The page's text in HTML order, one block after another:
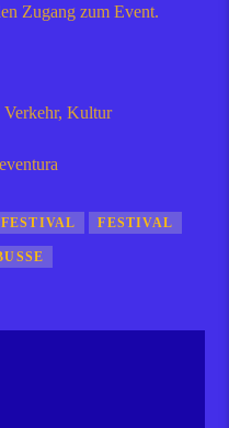
Zugang zum Event.
Verkehr, Kultur
FESTIVAL